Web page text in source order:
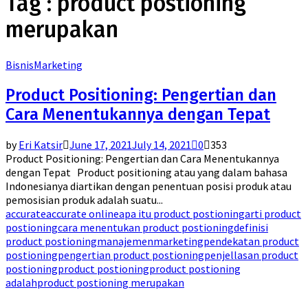
merupakan
BisnisMarketing
Product Positioning: Pengertian dan
Cara Menentukannya dengan Tepat
byEri Katsir June 17, 2021July 14, 2021 0 353
Product Positioning: Pengertian dan Cara Menentukannya
dengan Tepat Product positioning atau yang dalam bahasa
Indonesianya diartikan dengan penentuan posisi produk atau
pemosisian produk adalah suatu...
accurateaccurate onlineapa itu product postioningarti product
postioningcara menentukan product postioningdefinisi
product postioningmanajemenmarketingpendekatan product
postioningpengertian product postioningpenjellasan product
postioningproduct postioningproduct postioning
adalahproduct postioning merupakan